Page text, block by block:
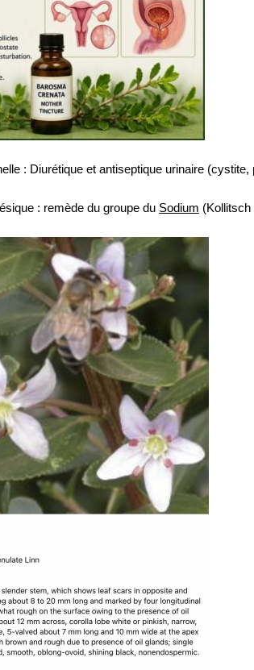
: Diurétique et antiseptique urinaire (cystite,
: remède du groupe du Sodium